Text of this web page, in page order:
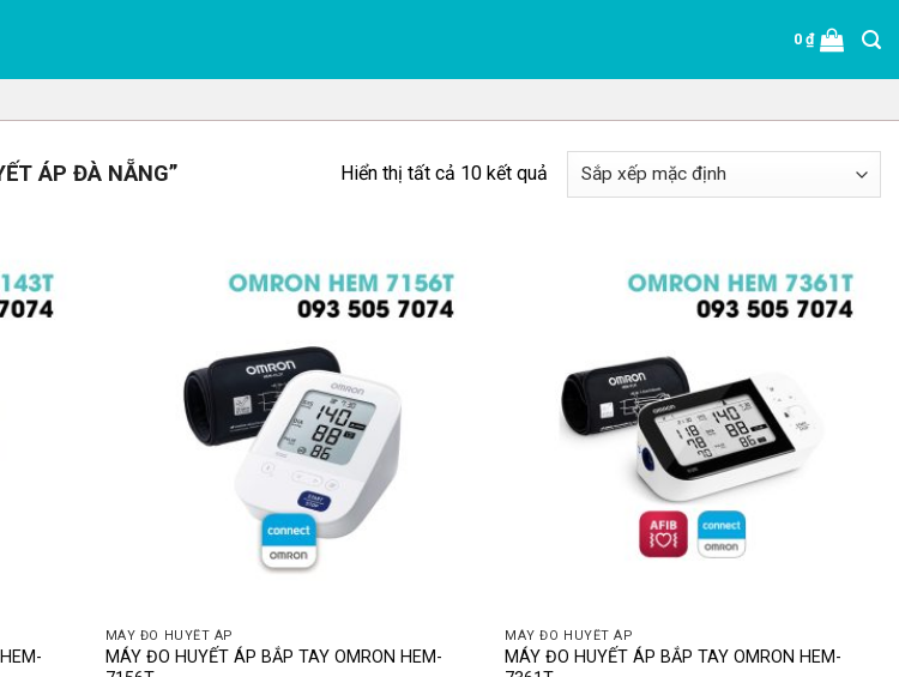
0₫
ÁP ĐÀ NẴNG” Hiển thị tất cả 10 kết quả
MÁY ĐO HUYẾT ÁP
MÁY ĐO HUYẾT ÁP BẮP TAY OMRON HEM-
MÁY ĐO HUYẾT ÁP
MÁY ĐO HUYẾT ÁP BẮP TAY OMRON HEM-